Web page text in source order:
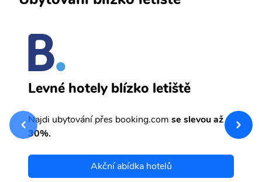
Levné hotely blízko letiště
Najdi ubytování přes booking.com se slevou až
30%.
Akční abídka hotelů